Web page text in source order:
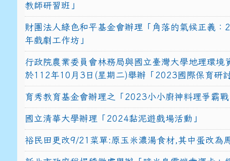
教師研習班」
財團法人綠色和平基金會辦理「角落的氣候正義：
年戲劇工作坊」
行政院農業委員會林務局與國立臺灣大學地理環境
於112年10月3日(星期二)舉辦「2023國際保育研討
育秀教育基金會辦理之「2023小小廚神料理爭霸戰
國立清華大學辦理「2024黏泥遊戲場活動」
裕民田更改9/21菜單:原玉米濃湯食材,其中蛋改為